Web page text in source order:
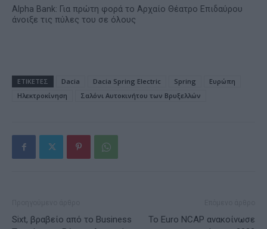
Alpha Bank: Για πρώτη φορά το Αρχαίο Θέατρο Επιδαύρου
άνοιξε τις πύλες του σε όλους
ΕΤΙΚΕΤΕΣ Dacia Dacia Spring Electric Spring
Ευρώπη
Ηλεκτροκίνηση
Σαλόνι Αυτοκινήτου των Βρυξελλών
Sixt, βραβείο από το Business
Το Euro NCAP ανακοίνωσε